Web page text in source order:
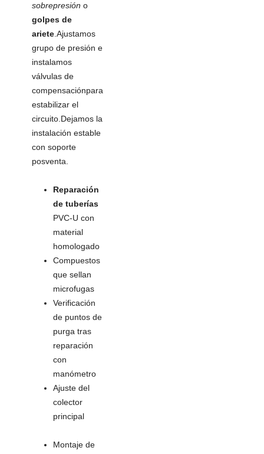
sobrepresión o
golpes de
ariete.Ajustamos
grupo de presión e
instalamos
válvulas de
compensaciónpara
estabilizar el
circuito.Dejamos la
instalación estable
con soporte
posventa.
Reparación
de tuberías
PVC-U con
material
homologado
Compuestos
que sellan
microfugas
Verificación
de puntos de
purga tras
reparación
con
manómetro
Ajuste del
colector
principal
Montaje de